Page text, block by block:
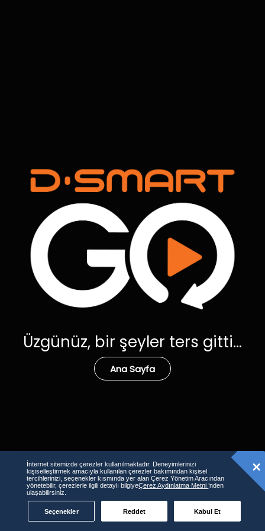
Üzgünüz, bir şeyler ters gitti...
Ana Sayfa
İnternet sitemizde çerezler kullanılmaktadır. Deneyimlerinizi
kişiselleştirmek amacıyla kullanılan çerezler bakımından kişisel
tercihlerinizi, seçenekler kısmında yer alan Çerez Yönetim Aracından
yönetebilir, çerezlerle ilgili detaylı bilgiyeÇerez Aydınlatma Metni’nden
ulaşabilirsiniz.
Seçenekler Reddet Kabul Et